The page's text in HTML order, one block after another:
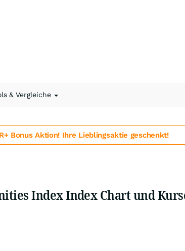
& Vergleiche
Bonus Aktion! Ihre Lieblingsaktie geschenkt!
Index Index Chart und